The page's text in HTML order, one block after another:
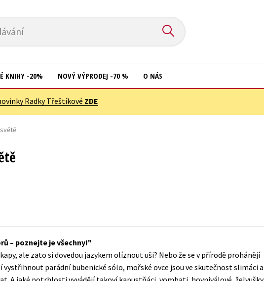
Adult
- naučná pro dospělé
- naučné pro děti
Zahraniční literatura
Zdraví a životní styl
KNIHY -20% NOVÝ VÝPRODEJ -70 % O NÁS
Radky Třeštíkové ZDE
– poznejte je všechny!
ale zato si dovedou jazykem olíznout uši? Nebo že se v přírodě prohánějí
vystřihnout parádní bubenické sólo, mořské ovce jsou ve skutečnost slimáci a